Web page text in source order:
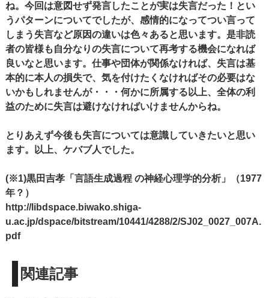
ね。今回は意図せず発言したことが実は失言だった！とい
うパターンについてでしたが、感情的になってつい言って
しまう失言など原因の違いは色々あると思います。是非読
者の皆様も自分なりの失言について再考する機会になれば
良いなと思います。仕事や団体が関係なければ、失言は基
本的に本人の損失で、気を付けたくなければその必要はな
いかもしれませんが・・・何かに所属する以上、全体の利
益のために失言は避けなければいけませんからね。
とりあえず今後も失言については意識していきたいと思い
ます。以上、ケバブ人でした。
(※1)黒田吉孝「言語生成過程 の神経心理学的分析」（1977
年？）
http://libdspace.biwako.shiga-
u.ac.jp/dspace/bitstream/10441/4288/2/SJ02_0027_007A.
pdf
関連記事